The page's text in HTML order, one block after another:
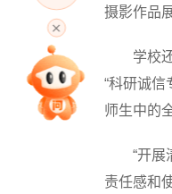
摄影作品
学校还通
“科研诚信
师生中的
“开展清
责任感和
高考直播
专家指导课